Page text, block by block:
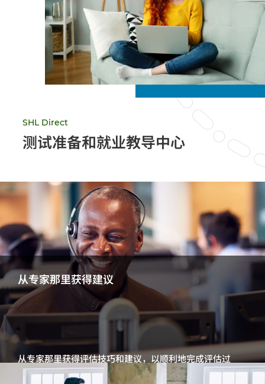
SHL Direct
测试准备和就业教导中心
从专家那里获得建议
从专家那里获得评估技巧和建议，以顺利地完成评估过
程。